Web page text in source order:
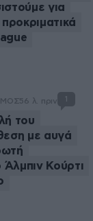
για
56 λ. πριν 1
του
με αυγά
Κούρτι